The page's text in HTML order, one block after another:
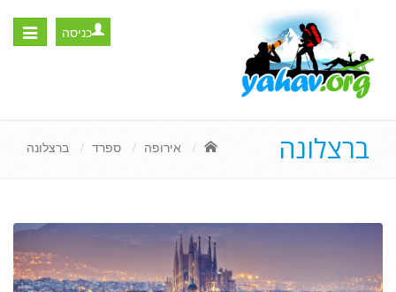
Toggle
כניסה
ברצלונה אירופה ספרד ברצלונה